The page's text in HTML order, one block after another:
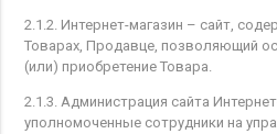
2.1.2. Интернет-магазин – сайт,
Товарах, Продавце, позволяющий
(или) приобретение Товара.
2.1.3. Администрация сайта
уполномоченные сотрудники на